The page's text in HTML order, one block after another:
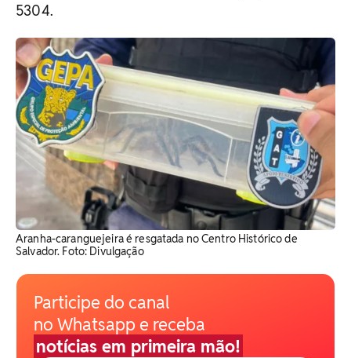
5304.
Aranha-caranguejeira é resgatada no Centro Histórico de
Salvador. Foto: Divulgação
Participe do canal
no Whatsapp e receba
notícias em primeira mão!